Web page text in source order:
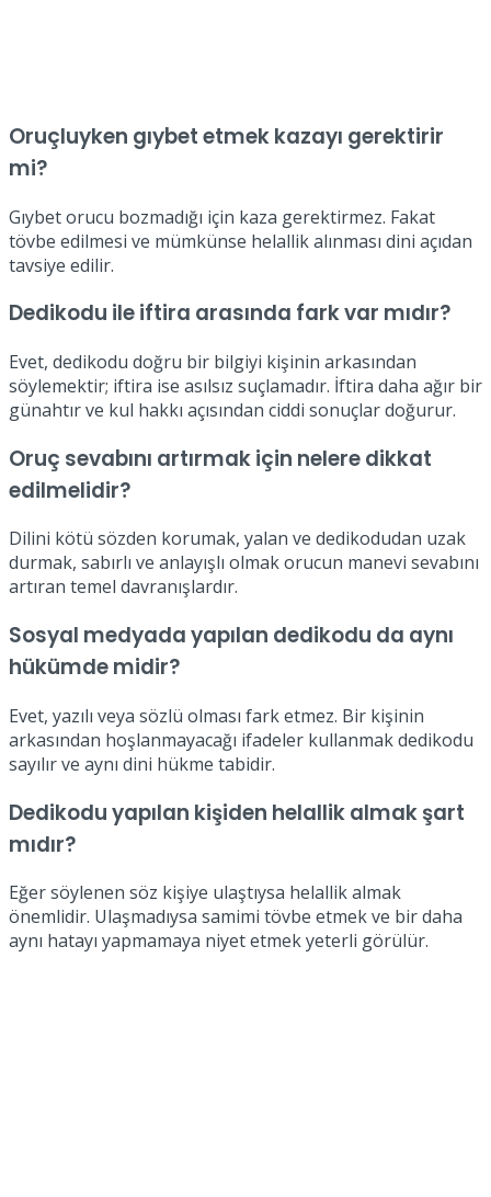
Oruçluyken gıybet etmek kazayı gerektirir
mi?
Gıybet orucu bozmadığı için kaza gerektirmez. Fakat
tövbe edilmesi ve mümkünse helallik alınması dini açıdan
tavsiye edilir.
Dedikodu ile iftira arasında fark var mıdır?
Evet, dedikodu doğru bir bilgiyi kişinin arkasından
söylemektir; iftira ise asılsız suçlamadır. İftira daha ağır bir
günahtır ve kul hakkı açısından ciddi sonuçlar doğurur.
Oruç sevabını artırmak için nelere dikkat
edilmelidir?
Dilini kötü sözden korumak, yalan ve dedikodudan uzak
durmak, sabırlı ve anlayışlı olmak orucun manevi sevabını
artıran temel davranışlardır.
Sosyal medyada yapılan dedikodu da aynı
hükümde midir?
Evet, yazılı veya sözlü olması fark etmez. Bir kişinin
arkasından hoşlanmayacağı ifadeler kullanmak dedikodu
sayılır ve aynı dini hükme tabidir.
Dedikodu yapılan kişiden helallik almak şart
mıdır?
Eğer söylenen söz kişiye ulaştıysa helallik almak
önemlidir. Ulaşmadıysa samimi tövbe etmek ve bir daha
aynı hatayı yapmamaya niyet etmek yeterli görülür.